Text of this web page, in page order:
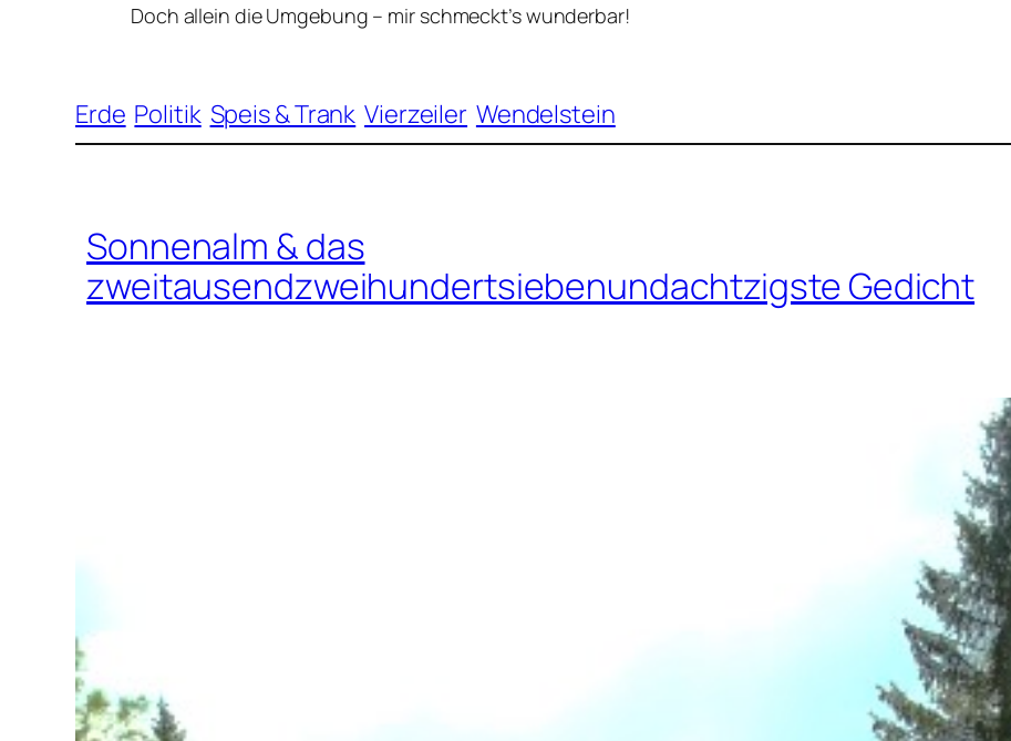
Doch allein die Umgebung – mir schmeckt’s wunderbar!
Erde Politik Speis & Trank Vierzeiler Wendelstein
Sonnenalm & das
zweitausendzweihundertsiebenundachtzigste Gedicht